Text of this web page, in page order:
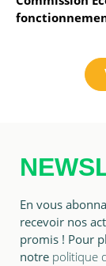
En vous
recevoir nos
promis ! Pour
notre politique